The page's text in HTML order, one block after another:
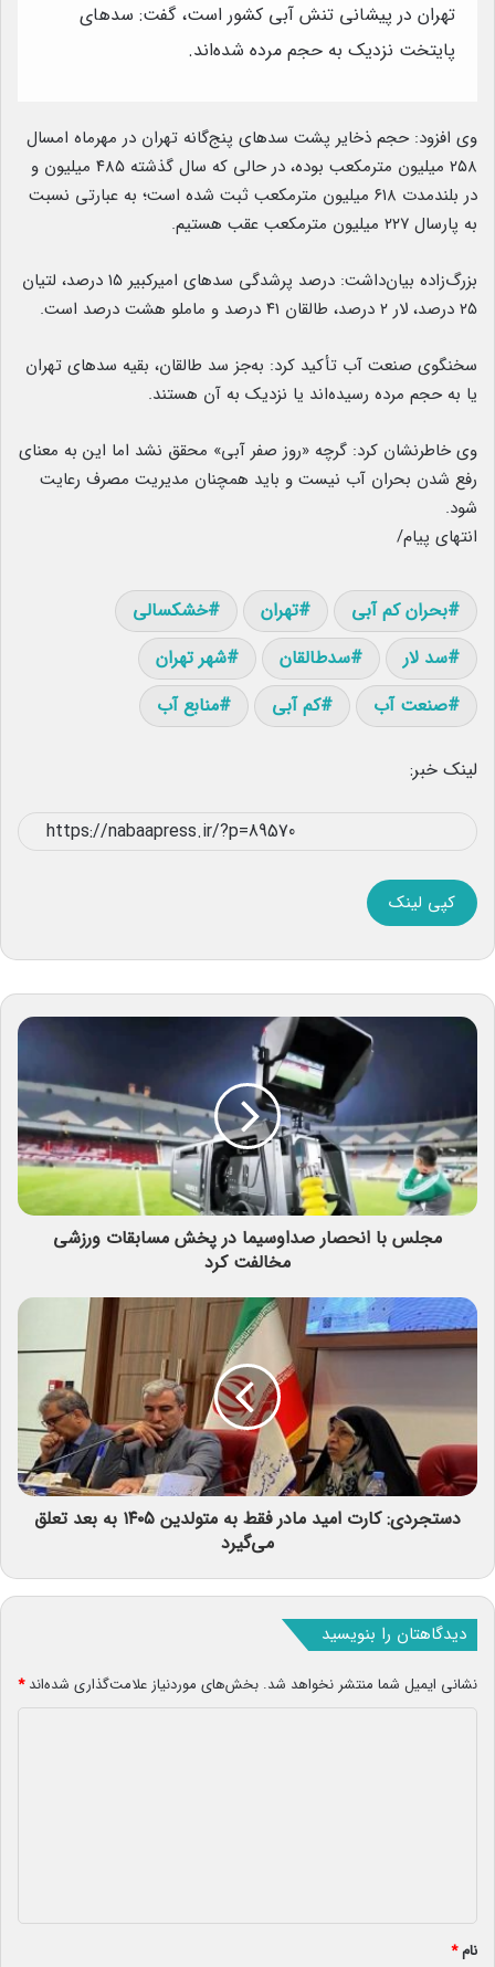
تهران در پیشانی تنش آبی کشور است، گفت: سدهای
پایتخت نزدیک به حجم مرده شده‌اند.
وی افزود: حجم ذخایر پشت سدهای پنج‌گانه تهران در مهرماه امسال
۲۵۸ میلیون مترمکعب بوده، در حالی که سال گذشته ۴۸۵ میلیون و
در بلندمدت ۶۱۸ میلیون مترمکعب ثبت شده است؛ به عبارتی نسبت
به پارسال ۲۲۷ میلیون مترمکعب عقب هستیم.
بزرگ‌زاده بیان‌داشت: درصد پرشدگی سدهای امیرکبیر ۱۵ درصد، لتیان
۲۵ درصد، لار ۲ درصد، طالقان ۴۱ درصد و ماملو هشت درصد است.
سخنگوی صنعت آب تأکید کرد: به‌جز سد طالقان، بقیه سدهای تهران
یا به حجم مرده رسیده‌اند یا نزدیک به آن هستند.
وی خاطرنشان کرد: گرچه «روز صفر آبی» محقق نشد اما این به معنای
رفع شدن بحران آب نیست و باید همچنان مدیریت مصرف رعایت
شود.
انتهای پیام/
بحران کم آبی تهران
خشکسالی
سد لار
سدطالقان
شهر تهران
صنعت آب
کم آبی منابع آب
لینک خبر:
کپی لینک
مجلس با انحصار صداوسیما در پخش مسابقات ورزشی
مخالفت کرد
دستجردی: کارت امید مادر فقط به متولدین ۱۴۰۵ به بعد تعلق
می‌گیرد
دیدگاهتان را بنویسید
نشانی ایمیل شما منتشر نخواهد شد. بخش‌های موردنیاز علامت‌گذاری شده‌اند*
*
نام*